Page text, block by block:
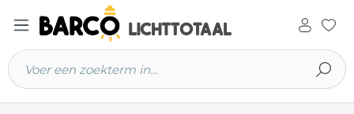
hoofdinhoud